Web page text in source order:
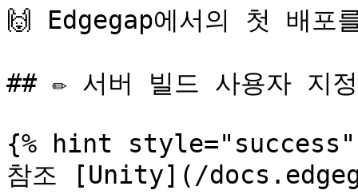
🙌 Edgegap에서의 첫 배포
## ✏️ 서버 빌드 사용자 지정
{% hint style="success"
참조 [Unity](/